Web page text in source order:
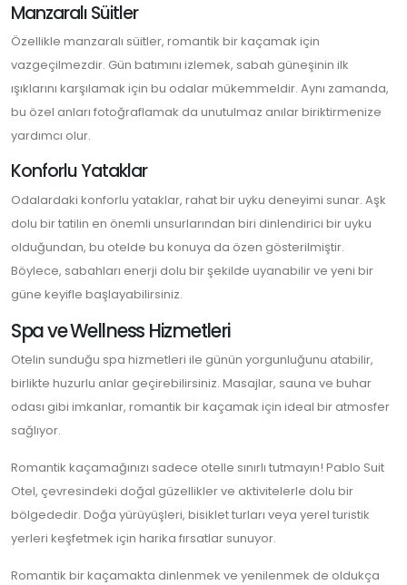
Manzaralı Süitler
Özellikle manzaralı süitler, romantik bir kaçamak için
vazgeçilmezdir. Gün batımını izlemek, sabah güneşinin ilk
ışıklarını karşılamak için bu odalar mükemmeldir. Aynı zamanda,
bu özel anları fotoğraflamak da unutulmaz anılar biriktirmenize
yardımcı olur.
Konforlu Yataklar
Odalardaki konforlu yataklar, rahat bir uyku deneyimi sunar. Aşk
dolu bir tatilin en önemli unsurlarından biri dinlendirici bir uyku
olduğundan, bu otelde bu konuya da özen gösterilmiştir.
Böylece, sabahları enerji dolu bir şekilde uyanabilir ve yeni bir
güne keyifle başlayabilirsiniz.
Spa ve Wellness Hizmetleri
Otelin sunduğu spa hizmetleri ile günün yorgunluğunu atabilir,
birlikte huzurlu anlar geçirebilirsiniz. Masajlar, sauna ve buhar
odası gibi imkanlar, romantik bir kaçamak için ideal bir atmosfer
sağlıyor.
Romantik kaçamağınızı sadece otelle sınırlı tutmayın! Pablo Suit
Otel, çevresindeki doğal güzellikler ve aktivitelerle dolu bir
bölgededir. Doğa yürüyüşleri, bisiklet turları veya yerel turistik
yerleri keşfetmek için harika fırsatlar sunuyor.
Romantik bir kaçamakta dinlenmek ve yenilenmek de oldukça